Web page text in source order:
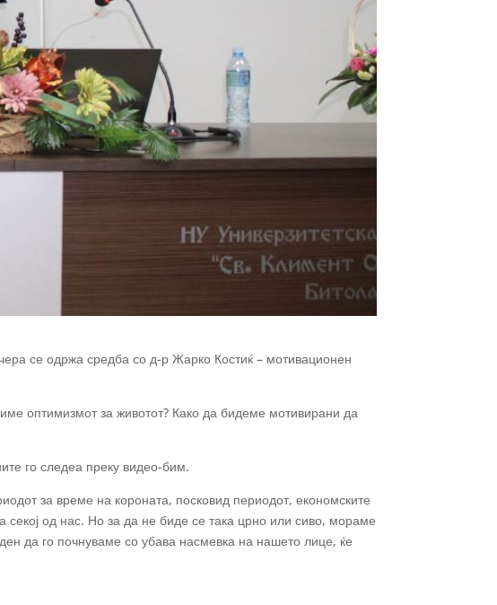
се одржа средба со д-р Жарко Костиќ – мотивационен
оптимизмот за животот? Како да бидеме мотивирани да
госледеа преку видео-бим.
за време на короната, посковид периодот, економските
секој од нас. Но за да не биде се така црно или сиво, мораме
да го почнуваме со убава насмевка на нашето лице, ќе